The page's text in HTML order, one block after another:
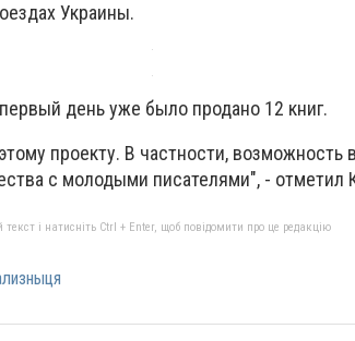
Украины.
день уже было продано 12 книг.
проекту. В частности, возможность
с молодыми писателями", - отметил
і натисніть Ctrl + Enter, щоб повідомити про це редакцію